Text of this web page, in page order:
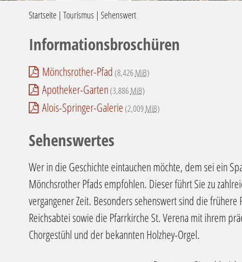
Startseite | Tourismus | Sehenswert
Informationsbroschüren
Mönchsrother-Pfad (8,426 MiB)
Apotheker-Garten (3,886 MiB)
Alois-Springer-Galerie (2,009 MiB)
Sehenswertes
Wer in die Geschichte eintauchen möchte, dem sei ein
Mönchsrother Pfads empfohlen. Dieser führt Sie zu
vergangener Zeit. Besonders sehenswert sind die frühere
Reichsabtei sowie die Pfarrkirche St. Verena mit ihrem
Chorgestühl und der bekannten Holzhey-Orgel.